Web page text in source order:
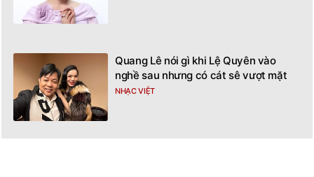
Quang Lê nói gì khi Lệ Quyên vào
nghề sau nhưng có cát sê vượt mặt
NHẠC VIỆT